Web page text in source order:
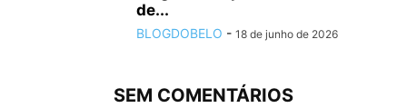
de...
BLOGDOBELO - 18 de junho de 2026
SEM COMENTÁRIOS